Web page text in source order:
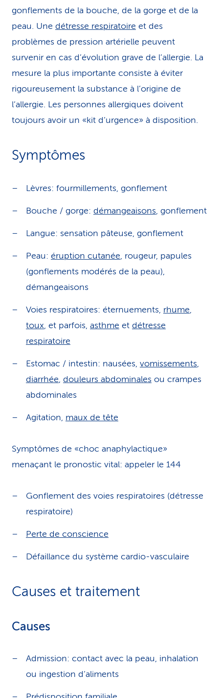
gonflements de la bouche, de la gorge et de la
peau. Une détresse respiratoire et des
problèmes de pression artérielle peuvent
survenir en cas d’évolution grave de l’allergie. La
mesure la plus importante consiste à éviter
rigoureusement la substance à l’origine de
l’allergie. Les personnes allergiques doivent
toujours avoir un «kit d’urgence» à disposition.
Symptômes
Lèvres: fourmillements, gonflement
Bouche / gorge: démangeaisons, gonflement
Langue: sensation pâteuse, gonflement
Peau: éruption cutanée, rougeur, papules
(gonflements modérés de la peau),
démangeaisons
Voies respiratoires: éternuements, rhume,
toux, et parfois, asthme et détresse
respiratoire
Estomac / intestin: nausées, vomissements,
diarrhée, douleurs abdominales ou crampes
abdominales
Agitation, maux de tête
Symptômes de «choc anaphylactique»
menaçant le pronostic vital: appeler le 144
Gonflement des voies respiratoires (détresse
respiratoire)
Perte de conscience
Défaillance du système cardio-vasculaire
Causes et traitement
Causes
Admission: contact avec la peau, inhalation
ou ingestion d’aliments